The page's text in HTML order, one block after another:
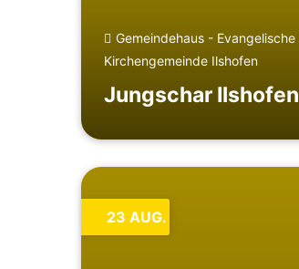
Gemeindehaus - Evangelische
Kirchengemeinde Ilshofen
Jungschar Ilshofen
23 AUG.